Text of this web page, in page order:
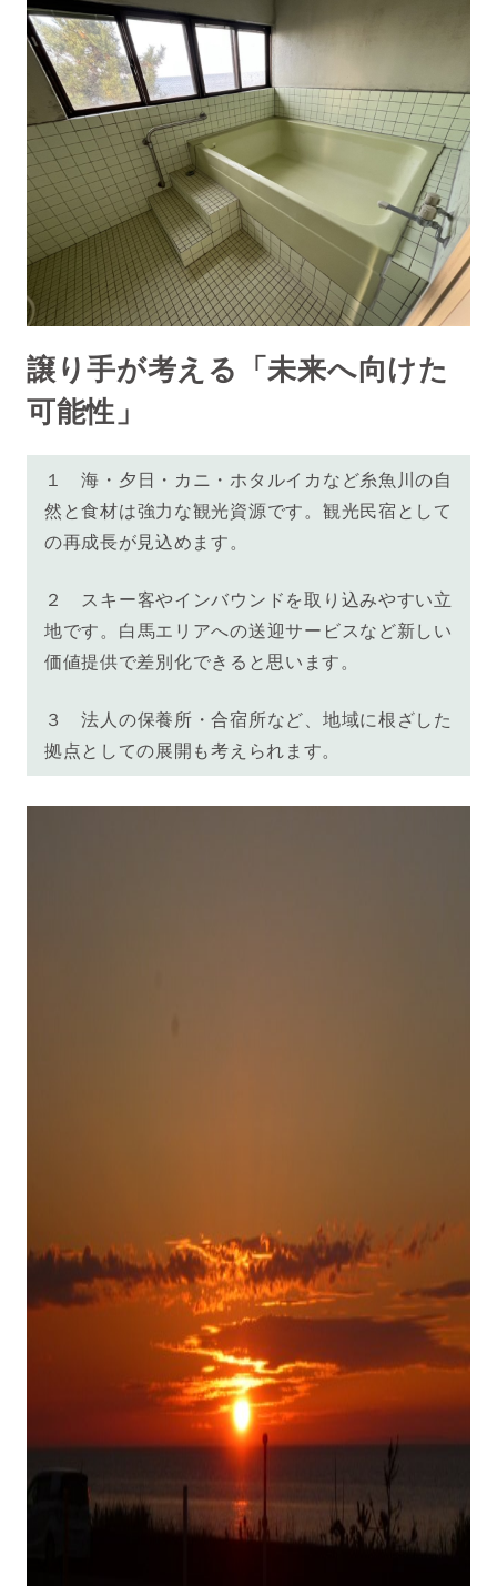
譲り手が考える「未来へ向けた
可能性」
１海・夕日・カニ・ホタルイカなど糸魚川の自
然と食材は強力な観光資源です。観光民宿として
の再成長が見込めます。
２ スキー客やインバウンドを取り込みやすい立
地です。 白馬エリアへの送迎サービスなど新しい
価値提供で差別化できると思います。
３法人の保養所・合宿所など 、地域に根ざした
拠点としての展開も考えられます。